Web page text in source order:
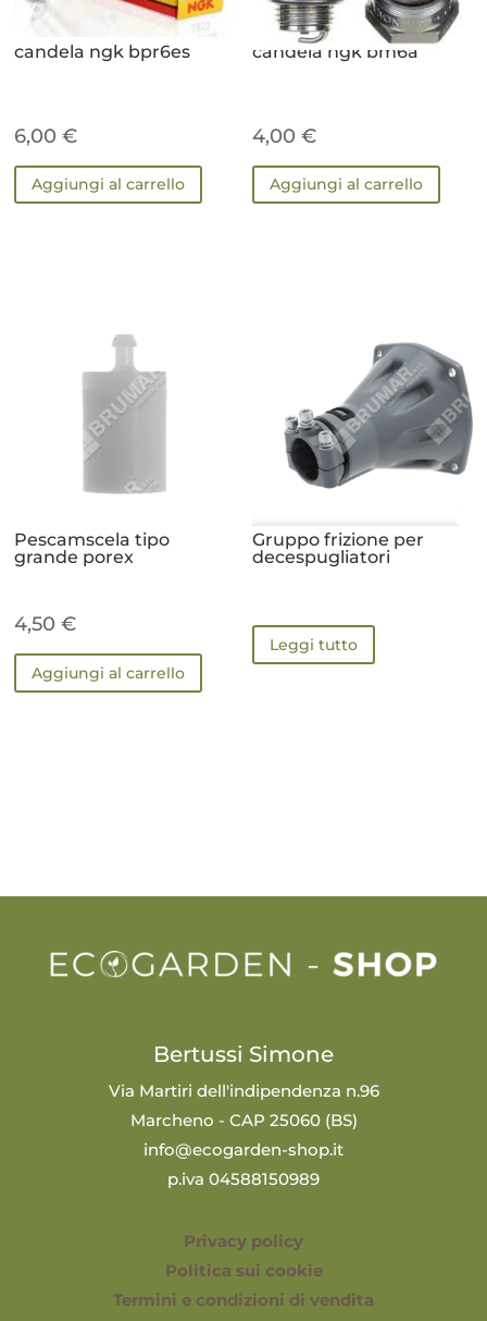
candela ngk bpr6es
6,00€
Aggiungi al carrello
candela ngk bm6a
4,00€
Aggiungi al carrello
Pescamscela tipo
grande porex
4,50€
Aggiungi al carrello
Gruppo frizione per
decespugliatori
Leggi tutto
Bertussi Simone
Via Martiri dell'indipendenza n.96
Marcheno - CAP 25060 (BS)
info@ecogarden-shop.it
p.iva 04588150989
Privacy policy
Politica sui cookie
Termini e condizioni di vendita